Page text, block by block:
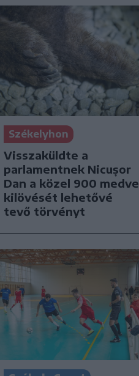
Székelyhon
Visszaküldte a
parlamentnek Nicușor
Dan a közel 900 medve
kilövését lehetővé
tevő törvényt